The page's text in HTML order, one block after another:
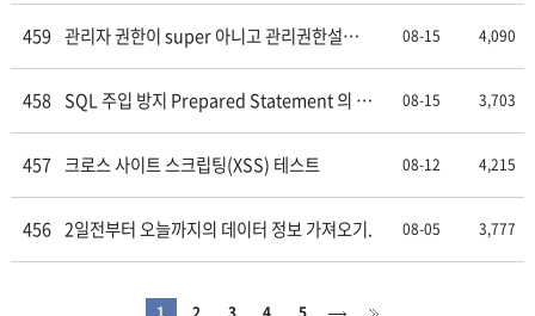
때 부여받은 메뉴로 바로 접속되도록 처리 (2)
459 관리자 권한이 super 아니고 관리권한설정
때 부여받은 메뉴로 바로 접속되도록 처리 (1)
08-15 4,090
458 SQL 주입 방지 Prepared Statement 의 생
08-15 3,703
457 크로스 사이트 스크립팅(XSS) 테스트 08-12 4,215
456 2일전부터 오늘까지의 데이터 정보 가져오기. 08-05 3,777